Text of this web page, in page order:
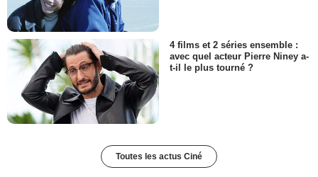
4 films et 2 séries ensemble :
avec quel acteur Pierre Niney a-
t-il le plus tourné ?
Toutes les actus Ciné